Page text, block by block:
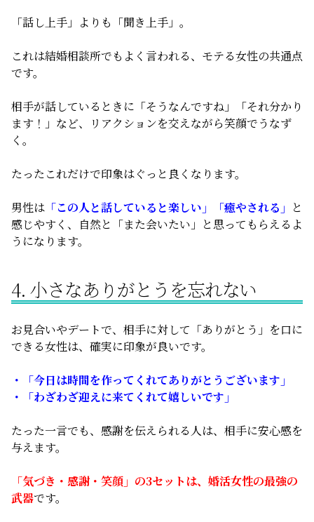
「話し上手」よりも「聞き上手」。
これは結婚相談所でもよく言われる、モテる女性の共通点
です。
相手が話しているときに「そうなんですね」「それ分かり
ます！」など、リアクションを交えながら笑顔でうなず
く。
たったこれだけで印象はぐっと良くなります。
男性は「この人と話していると楽しい」「癒やされる」 と
感じやすく、自然と「また会いたい」と思ってもらえるよ
うになります。
4. 小さなありがとうを忘れない
お見合いやデートで、相手に対して「ありがとう」を口に
できる女性は、確実に印象が良いです。
・「今日は時間を作ってくれてありがとうございます」
・「わざわざ迎えに来てくれて嬉しいです」
たった一言でも、感謝を伝えられる人は、相手に安心感を
与えます。
「気づき・感謝・笑顔」の3セットは、婚活女性の最強の
武器です。